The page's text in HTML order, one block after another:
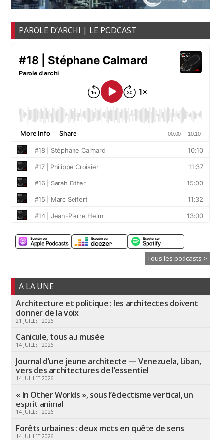
PAROLE D’ARCHI | LE PODCAST
Tous les podcasts >
A LA UNE
Architecture et politique : les architectes doivent
donner de la voix
21 JUILLET 2026
Canicule, tous au musée
14 JUILLET 2026
Journal d’une jeune architecte — Venezuela, Liban,
vers des architectures de l’essentiel
14 JUILLET 2026
« In Other Worlds », sous l’éclectisme vertical, un
esprit animal
14 JUILLET 2026
Forêts urbaines : deux mots en quête de sens
14 JUILLET 2026